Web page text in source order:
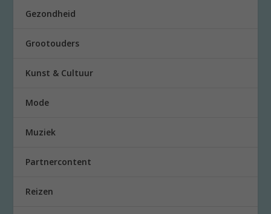
Gezondheid
Grootouders
Kunst & Cultuur
Mode
Muziek
Partnercontent
Reizen